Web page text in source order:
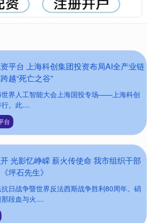
平台 上海科创集团投资布局AI全产业链
越“死亡之谷”
界人工智能大会上海国投专场——上海科创
。此....
台
光影忆峥嵘 薪火传使命 我市组织干部
坪石先生》
日战争暨世界反法西斯战争胜利80周年。硝
段血与火....